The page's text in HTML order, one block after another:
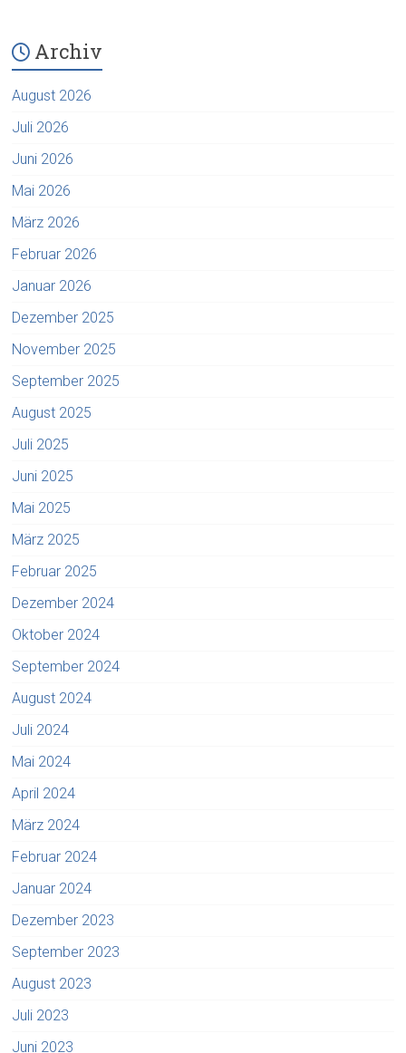
Archiv
August 2026
Juli 2026
Juni 2026
Mai 2026
März 2026
Februar 2026
Januar 2026
Dezember 2025
November 2025
September 2025
August 2025
Juli 2025
Juni 2025
Mai 2025
März 2025
Februar 2025
Dezember 2024
Oktober 2024
September 2024
August 2024
Juli 2024
Mai 2024
April 2024
März 2024
Februar 2024
Januar 2024
Dezember 2023
September 2023
August 2023
Juli 2023
Juni 2023